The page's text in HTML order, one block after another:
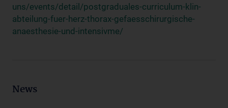
uns/events/detail/postgraduales-curriculum-klin-
abteilung-fuer-herz-thorax-gefaesschirurgische-
anaesthesie-und-intensivme/
News